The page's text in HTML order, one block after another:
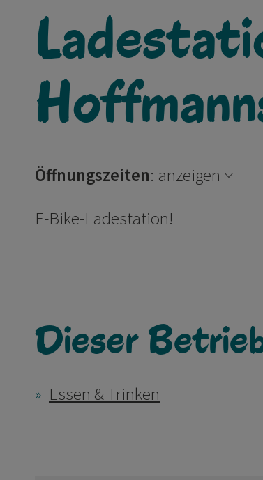
Öffnungszeiten: anzeigen
E-Bike-Ladestation!
Dieser
Essen & Trinken